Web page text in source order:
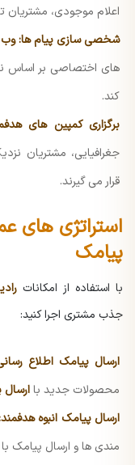
اعلام موجودی،
شخصی سازی پیام ها:وب
های اختصاصی بر اساس
کند.
برگزاری کمپین های
جغرافیایی، مشتریان
قرار می گیرند.
استراتژی های
پیامک
با استفاده از امکانات
جذب مشتری اجرا کنید:
ارسال پیامک اطلاع
محصولات جدید باارسال
ارسال پیامک انبوه
مندی ها و ارسال پیامک با